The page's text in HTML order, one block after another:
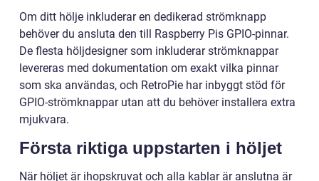
Om ditt hölje inkluderar en dedikerad strömknapp
behöver du ansluta den till Raspberry Pis GPIO-pinnar.
De flesta höljdesigner som inkluderar strömknappar
levereras med dokumentation om exakt vilka pinnar
som ska användas, och RetroPie har inbyggt stöd för
GPIO-strömknappar utan att du behöver installera extra
mjukvara.
Första riktiga uppstarten i höljet
När höljet är ihopskruvat och alla kablar är anslutna är